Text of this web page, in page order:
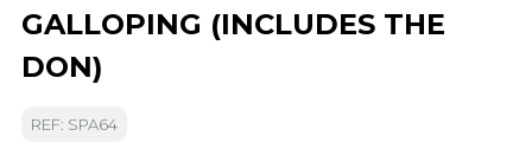
GALLOPING (INCLUDES THE
DON)
REF: SPA64